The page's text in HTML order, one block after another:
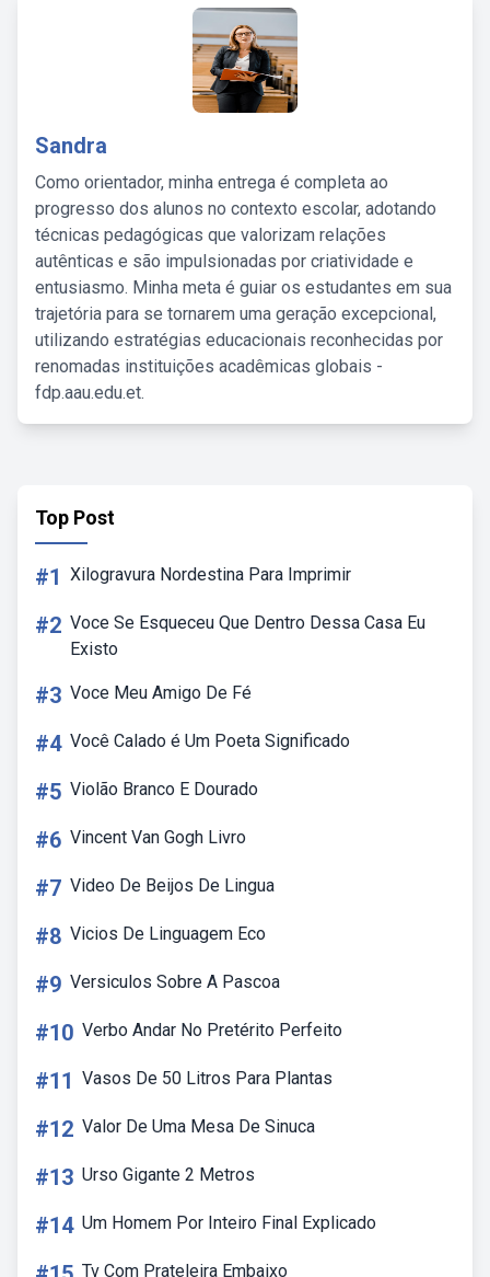
Sandra
Como orientador, minha entrega é completa ao
progresso dos alunos no contexto escolar, adotando
técnicas pedagógicas que valorizam relações
autênticas e são impulsionadas por criatividade e
entusiasmo. Minha meta é guiar os estudantes em sua
trajetória para se tornarem uma geração excepcional,
utilizando estratégias educacionais reconhecidas por
renomadas instituições acadêmicas globais -
fdp.aau.edu.et.
Top Post
#1 Xilogravura Nordestina Para Imprimir
#2 Voce Se Esqueceu Que Dentro Dessa Casa Eu
Existo
#3 Voce Meu Amigo De Fé
#4 Você Calado é Um Poeta Significado
#5 Violão Branco E Dourado
#6 Vincent Van Gogh Livro
#7 Video De Beijos De Lingua
#8 Vicios De Linguagem Eco
#9 Versiculos Sobre A Pascoa
#10 Verbo Andar No Pretérito Perfeito
#11 Vasos De 50 Litros Para Plantas
#12 Valor De Uma Mesa De Sinuca
#13 Urso Gigante 2 Metros
#14 Um Homem Por Inteiro Final Explicado
Tv Com Prateleira Embaixo